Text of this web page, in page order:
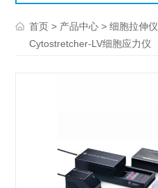
首页 > 产品中心 >细胞拉伸仪
Cytostretcher-LV细胞应力仪